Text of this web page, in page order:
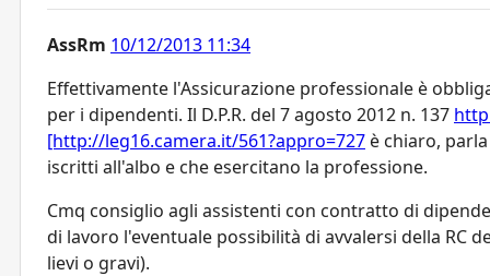
AssRm 10/12/2013 11:34
Effettivamente l'Assicurazione professionale è
per i dipendenti. Il D.P.R. del 7 agosto 2012 n. 137
[http://leg16.camera.it/561?appro=727 è chiaro,
iscritti all'albo e che esercitano la professione.
Cmq consiglio agli assistenti con contratto di
di lavoro l'eventuale possibilità di avvalersi della RC
lievi o gravi).